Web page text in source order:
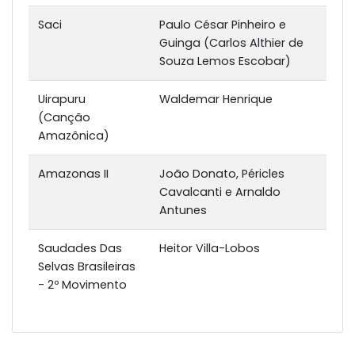
Saci
Paulo César Pinheiro e
Guinga (Carlos Althier de
Souza Lemos Escobar)
Uirapuru
(Canção
Amazônica)
Waldemar Henrique
Amazonas II
João Donato, Péricles
Cavalcanti e Arnaldo
Antunes
Saudades Das
Selvas Brasileiras
- 2º Movimento
Heitor Villa-Lobos